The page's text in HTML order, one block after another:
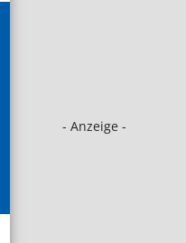
- Anzeige -